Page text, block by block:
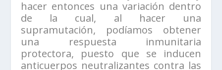
hacer entonces una variación dentro
de la cual, al hacer una
supramutación, podíamos obtener
una respuesta inmunitaria
protectora, puesto que se inducen
anticuerpos neutralizantes contra las